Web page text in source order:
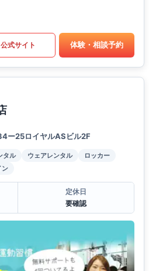
公式サイト 体験・相談予約
ー25ロイヤルASビル2F
タル ウェアレンタル
ロッカー
ン
定休日
要確認